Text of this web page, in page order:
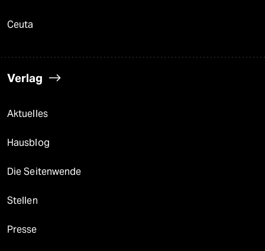
Ceuta
Verlag
Aktuelles
Hausblog
Die Seitenwende
Stellen
Presse